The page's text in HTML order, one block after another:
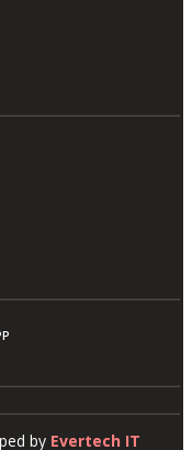
by Evertech IT